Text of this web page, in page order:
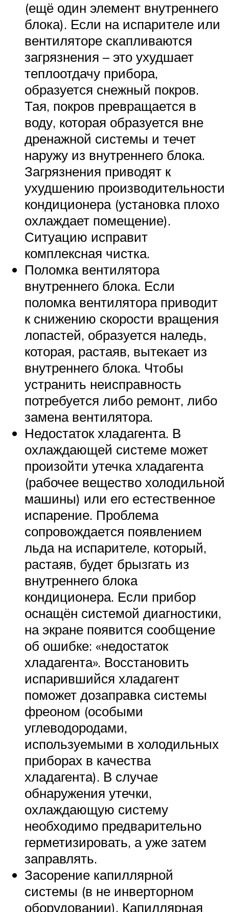
(ещё один элемент внутреннего
блока). Если на испарителе или
вентиляторе скапливаются
загрязнения – это ухудшает
теплоотдачу прибора,
образуется снежный покров.
Тая, покров превращается в
воду, которая образуется вне
дренажной системы и течет
наружу из внутреннего блока.
Загрязнения приводят к
ухудшению производительности
кондиционера (установка плохо
охлаждает помещение).
Ситуацию исправит
комплексная чистка.
Поломка вентилятора
внутреннего блока. Если
поломка вентилятора приводит
к снижению скорости вращения
лопастей, образуется наледь,
которая, растаяв, вытекает из
внутреннего блока. Чтобы
устранить неисправность
потребуется либо ремонт, либо
замена вентилятора.
Недостаток хладагента. В
охлаждающей системе может
произойти утечка хладагента
(рабочее вещество холодильной
машины) или его естественное
испарение. Проблема
сопровождается появлением
льда на испарителе, который,
растаяв, будет брызгать из
внутреннего блока
кондиционера. Если прибор
оснащён системой диагностики,
на экране появится сообщение
об ошибке: «недостаток
хладагента». Восстановить
испарившийся хладагент
поможет дозаправка системы
фреоном (особыми
углеводородами,
используемыми в холодильных
приборах в качества
хладагента). В случае
обнаружения утечки,
охлаждающую систему
необходимо предварительно
герметизировать, а уже затем
заправлять.
Засорение капиллярной
системы (в не инверторном
оборудовании). Капиллярная